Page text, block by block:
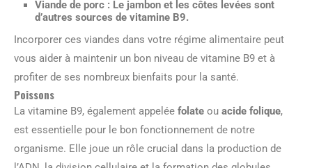
Viande de porc : Le jambon et les côtes levées sont
d’autres sources de vitamine B9.
Incorporer ces viandes dans votre régime alimentaire peut
vous aider à maintenir un bon niveau de vitamine B9 et à
profiter de ses nombreux bienfaits pour la santé.
Poissons
La vitamine B9, également appelée folate ou acide folique,
est essentielle pour le bon fonctionnement de notre
organisme. Elle joue un rôle crucial dans la production de